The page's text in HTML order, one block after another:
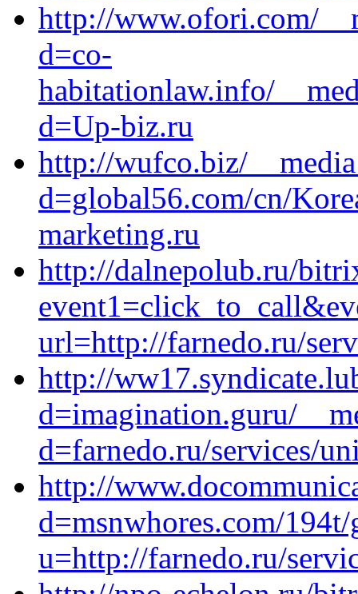
http://www.ofori.com/
d=co-
habitationlaw.info/
d=Up-biz.ru
http://wufco.biz/
d=global56.com/cn/
marketing.ru
http://dalnepolub.ru/
url=http://farnedo.ru/
http://
d=imagination.guru/
d=farnedo.ru/services/
http://
d=msnwhores.com/194t/
u=http://farnedo.ru/